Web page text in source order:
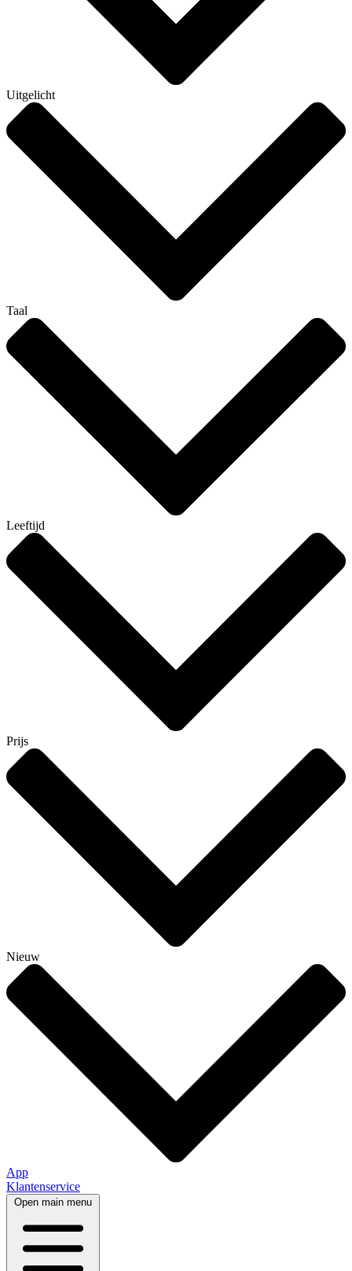
Uitgelicht
Taal
Leeftijd
Prijs
Nieuw
App
Klantenservice
Open main menu